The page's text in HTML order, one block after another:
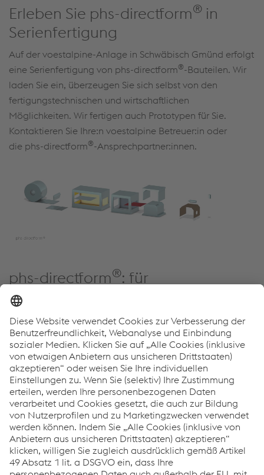
Erleben Sie phs-directform® in
Serienfertigung
Auf der voestalpine-Anlage in Schwäbisch Gmünd erfolgt
eine Serienfertigung von phs-directform®-Bauteilen. Wir
laden Sie ein, überzeugen Sie sich selbst von den
fertigungstechnischen und wirtschaftlichen
Möglichkeiten. Wir fertigen auch Prototypen für Sie.
Kontaktieren Sie Ihre:n voestalpine Betreuer:in oder
die phs-directform®-Ansprechpartner:innen.
phs-directform®: für
pressgehärtete Bauteile im
direkten Prozess
phs-directform®ist der Pionier für verzinkte, im direkten
Prozess pressgehärtete Bauteile. Dieses innovative
Verfahren kombiniert den direkten Warmumformprozess
mit effektivem Korrosionsschutz und setzt neue Maßstäbe
in der Fertigungstechnologie.
Datenblatt phs-directform®